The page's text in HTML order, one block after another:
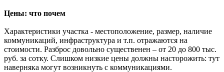
Цены: что почем
Характеристики участка - местоположение, размер, наличие
коммуникаций, инфраструктура и т.п. отражаются на
стоимости. Разброс довольно существенен – от 20 до 800 тыс.
руб. за сотку. Слишком низкие цены должны насторожить: тут
наверняка могут возникнуть с коммуникациями.